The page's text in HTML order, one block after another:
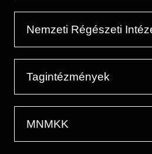
Nemzeti Régészeti
Tagintézmények
MNMKK